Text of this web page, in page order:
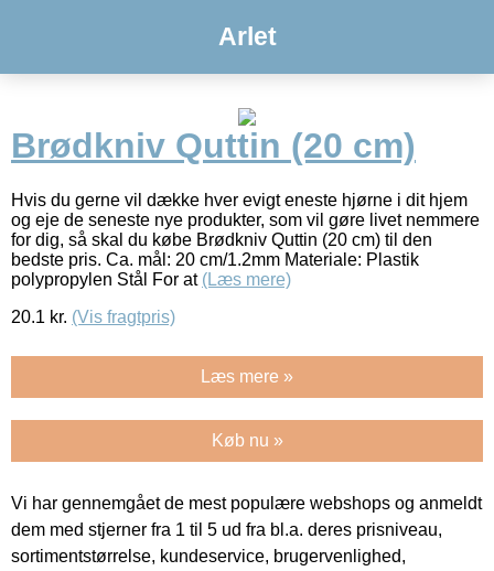
Arlet
Brødkniv Quttin (20 cm)
Hvis du gerne vil dække hver evigt eneste hjørne i dit hjem
og eje de seneste nye produkter, som vil gøre livet nemmere
for dig, så skal du købe Brødkniv Quttin (20 cm) til den
bedste pris. Ca. mål: 20 cm/1.2mm Materiale: Plastik
polypropylen Stål For at (Læs mere)
20.1 kr. (Vis fragtpris)
Læs mere »
Køb nu »
Vi har gennemgået de mest populære webshops og anmeldt
dem med stjerner fra 1 til 5 ud fra bl.a. deres prisniveau,
sortimentstørrelse, kundeservice, brugervenlighed,